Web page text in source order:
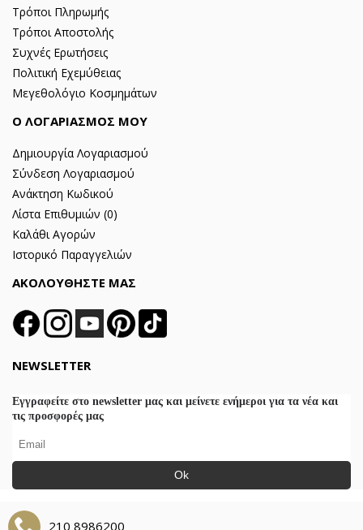
Τρόποι Πληρωμής
Τρόποι Αποστολής
Συχνές Ερωτήσεις
Πολιτική Εχεμύθειας
Μεγεθολόγιο Κοσμημάτων
Ο ΛΟΓΑΡΙΑΣΜΟΣ ΜΟΥ
Δημιουργία Λογαριασμού
Σύνδεση Λογαριασμού
Ανάκτηση Κωδικού
Λίστα Επιθυμιών (0)
Καλάθι Αγορών
Ιστορικό Παραγγελιών
ΑΚΟΛΟΥΘΗΣΤΕ ΜΑΣ
NEWSLETTER
Εγγραφείτε στο newsletter μας και μείνετε ενήμεροι για τα νέα και
τις προσφορές μας
Ok
210 8986200